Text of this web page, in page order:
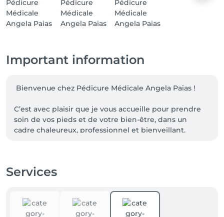
Important information
C’est avec plaisir que je vous accueille pour prendre
soin de vos pieds et de votre bien-être, dans un
cadre chaleureux, professionnel et bienveillant.
Sur rendez-vous
Uniquement sur rendez-vous
Services